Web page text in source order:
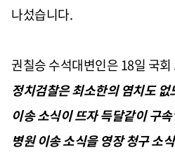
나섰습니다.
권칠승 수석대변인은18일 국회
정치검찰은 최소한의 염치도 없
이송 소식이 뜨자 득달같이 구
병원 이송 소식을 영장 청구 소